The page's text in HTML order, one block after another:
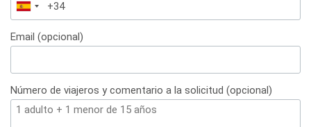
España
+34
Email (opcional)
Número de viajeros y comentario a la solicitud (opcional)